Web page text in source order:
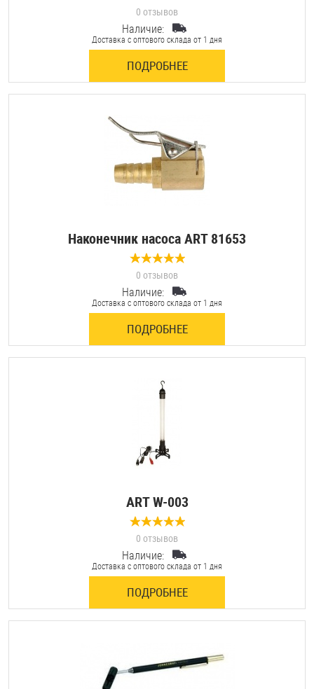
0 отзывов
Наличие:
Доставка с оптового склада от 1 дня
ПОДРОБНЕЕ
Наконечник насоса ART 81653
0 отзывов
Наличие:
Доставка с оптового склада от 1 дня
ПОДРОБНЕЕ
ART W-003
0 отзывов
Наличие:
Доставка с оптового склада от 1 дня
ПОДРОБНЕЕ